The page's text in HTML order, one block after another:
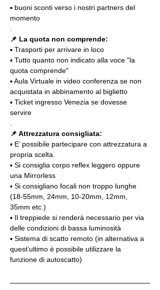
▪️ buoni sconti verso i nostri partners del
momento
📌 La quota non comprende:
▪️ Trasporti per arrivare in loco
▪️ Tutto quanto non indicato alla voce "la
quota comprende"
▪️ Aula Virtuale in video conferenza se non
acquistata in abbinamento al biglietto
▪️ Ticket ingresso Venezia se dovesse
servire
📌 Attrezzatura consigliata:
▪️ E’ possibile partecipare con attrezzatura a
propria scelta.
▪️ Si consiglia corpo reflex leggero oppure
una Mirrorless
▪️ Si consigliano focali non troppo lunghe
(18-55mm, 24mm, 10-20mm, 12mm,
35mm etc.)
▪️ Il treppiede si renderà necessario per via
delle condizioni di bassa luminosità
▪️ Sistema di scatto remoto (in alternativa a
quest’ultimo è possibile utilizzare la
funzione di autoscatto)